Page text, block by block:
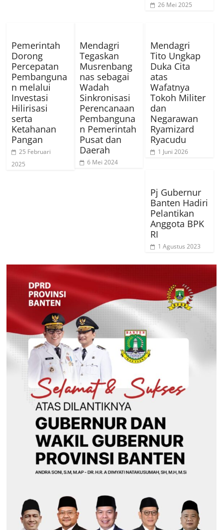
26 Mei 2025
Pemerintah
Dorong
Percepatan
Pembanguna
n melalui
Investasi
Hilirisasi
serta
Ketahanan
Pangan
25 Februari
2025
Mendagri
Tegaskan
Musrenbang
nas sebagai
Wadah
Sinkronisasi
Perencanaan
Pembanguna
n Pemerintah
Pusat dan
Daerah
6 Mei 2024
Mendagri
Tito Ungkap
Duka Cita
atas
Wafatnya
Tokoh Militer
dan
Negarawan
Ryamizard
Ryacudu
1 Juni 2026
Pj Gubernur
Banten Hadiri
Pelantikan
Anggota BPK
RI
1 Agustus 2023